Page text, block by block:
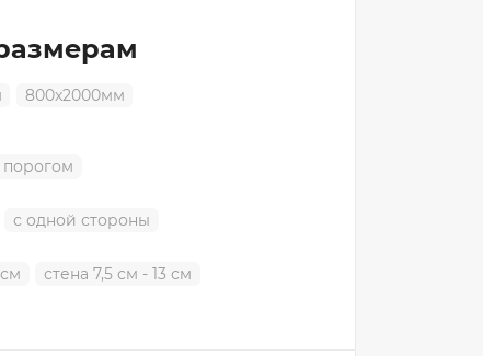
Дверные замки и защелки
Фурнитура для раздвижных дверей
Ограничители дверные
800x2000мм
порогом
с одной стороны
стена 7,5 см - 13 см